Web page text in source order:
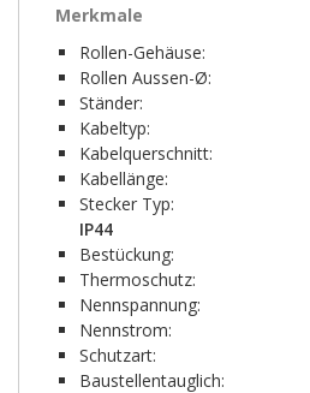
Merkmale
Rollen-Gehäuse:
Rollen Aussen-Ø:
Ständer:
Kabeltyp:
Kabelquerschnitt:
Kabellänge:
Stecker Typ:
IP44
Bestückung:
Thermoschutz:
Nennspannung:
Nennstrom:
Schutzart:
Baustellentauglich: